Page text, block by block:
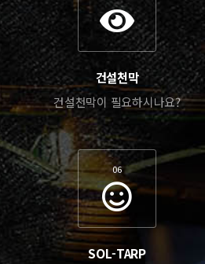
건설천막
건설천막이 필요하시나요?
06
SOL-TARP